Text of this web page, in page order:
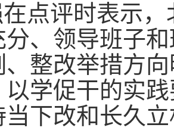
点评时表示
分、领导班子
、整改举措方
以学促干的实
当下改和长久